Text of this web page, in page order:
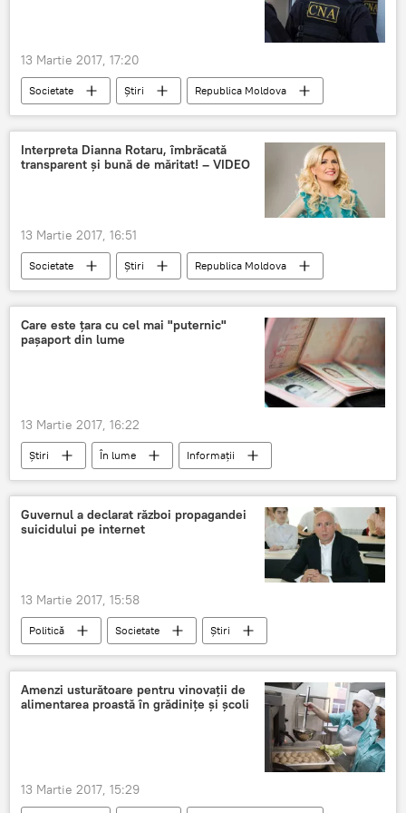
13 Martie 2017, 17:20
Societate Știri
Republica Moldova
CNA
primărie
Briceni
procurorii
Interpreta Dianna Rotaru, îmbrăcată
transparent și bună de măritat! – VIDEO
13 Martie 2017, 16:51
Societate Știri
Republica Moldova
Chișinău
Dianna Rotaru
bună
bună de măritat
mămăligă
Care este țara cu cel mai "puternic"
pașaport din lume
13 Martie 2017, 16:22
Știri În lume
Informații
România
Suedia
călătorie
pașaport
viză
Guvernul a declarat război propagandei
suicidului pe internet
13 Martie 2017, 15:58
Politică Societate
Știri
Republica Moldova
Pavel Filip
tineri
suicid
fenomen
propaganda
Internet
Amenzi usturătoare pentru vinovații de
alimentarea proastă în grădinițe și școli
13 Martie 2017, 15:29